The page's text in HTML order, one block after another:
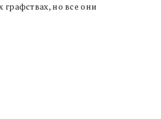
графствах, но все они